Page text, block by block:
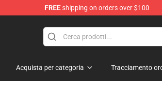
FREEshipping on orders over $100
Acquista per categoria Tracciamento